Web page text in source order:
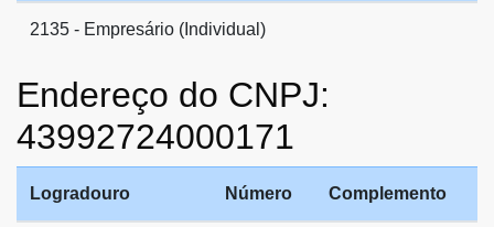
2135 - Empresário (Individual)
Endereço do CNPJ:
43992724000171
Logradouro Número Complemento